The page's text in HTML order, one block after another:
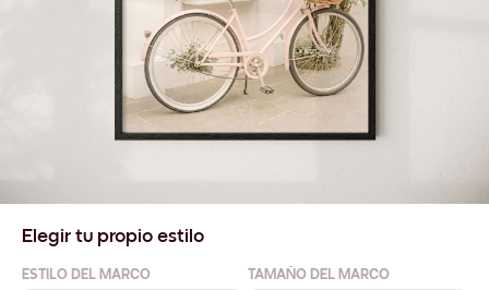
Elegir tu propio estilo
ESTILO DEL MARCO TAMAÑO DEL MARCO